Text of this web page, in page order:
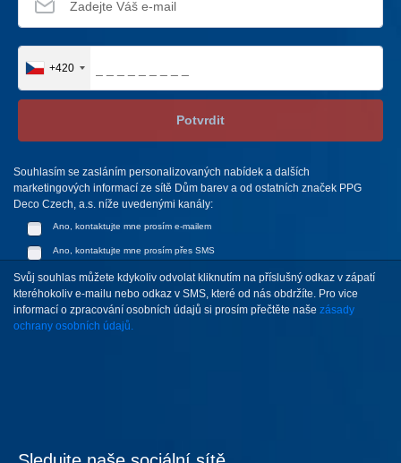
+420
Potvrdit
Souhlasím se zasláním personalizovaných nabídek a dalších
marketingových informací ze sítě Dům barev a od ostatních značek PPG
Deco Czech, a.s. níže uvedenými kanály:
Ano, kontaktujte mne prosím e-mailem
Ano, kontaktujte mne prosím přes SMS
Svůj souhlas můžete kdykoliv odvolat kliknutím na příslušný odkaz v zápatí
kteréhokoliv e-mailu nebo odkaz v SMS, které od nás obdržíte. Pro vice
informací o zpracování osobních údajů si prosím přečtěte naše zásady
ochrany osobních údajů.